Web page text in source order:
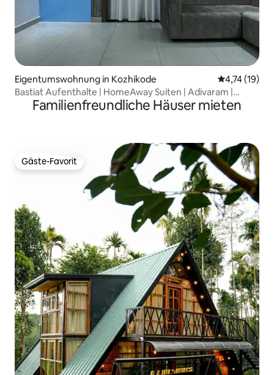
Eigentumswohnung in Kozhikode
4,74 (19)
Bastiat Aufenthalte | HomeAway Suiten | Adivaram |
Wayanad
Familienfreundliche Häuser mieten
Gäste-Favorit
Gäste-Favorit